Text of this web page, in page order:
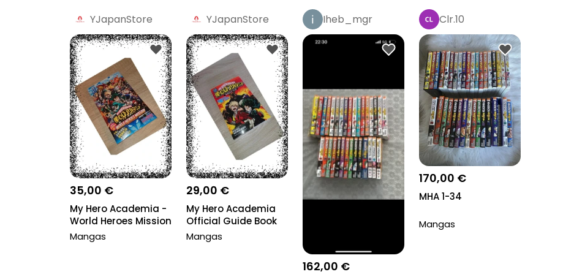
YJapanStore
Pro
35,00 €
My Hero Academia -
World Heroes Mission
- Boku No...
Mangas
YJapanStore
Pro
29,00 €
My Hero Academia
Official Guide Book
Ultimate Anim...
Mangas
Iheb_mgr
162,00 €
Clr.10
170,00 €
MHA 1-34
Mangas